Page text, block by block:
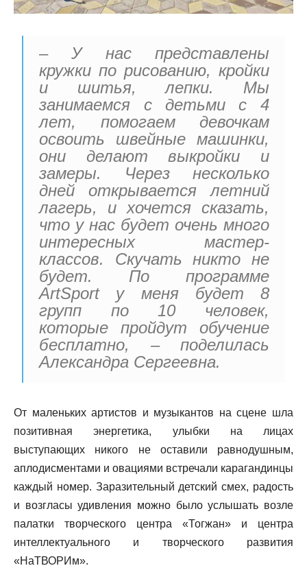
– У нас представлены
кружки по рисованию, кройки
и шитья, лепки. Мы
занимаемся с детьми с 4
лет, помогаем девочкам
освоить швейные машинки,
они делают выкройки и
замеры. Через несколько
дней открывается летний
лагерь, и хочется сказать,
что у нас будет очень много
интересных мастер-
классов. Скучать никто не
будет. По программе
ArtSport у меня будет 8
групп по 10 человек,
которые пройдут обучение
бесплатно, – поделилась
Александра Сергеевна.
От маленьких артистов и музыкантов на сцене шла
позитивная энергетика, улыбки на лицах
выступающих никого не оставили равнодушным,
аплодисментами и овациями встречали карагандинцы
каждый номер. Заразительный детский смех, радость
и возгласы удивления можно было услышать возле
палатки творческого центра «Тогжан» и центра
интеллектуального и творческого развития
«НаТВОРИм».